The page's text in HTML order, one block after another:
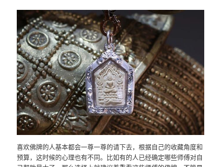
喜欢佛牌的人基本都会一尊一尊的请下去，根据自己的收藏角度和
预算，这时候的心理也有不同。比如有的人已经确定哪些师傅对自